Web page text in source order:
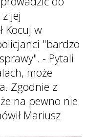
jej
Kocuj w
"bardzo
- Pytali
może
Zgodnie z
na pewno nie
Mariusz